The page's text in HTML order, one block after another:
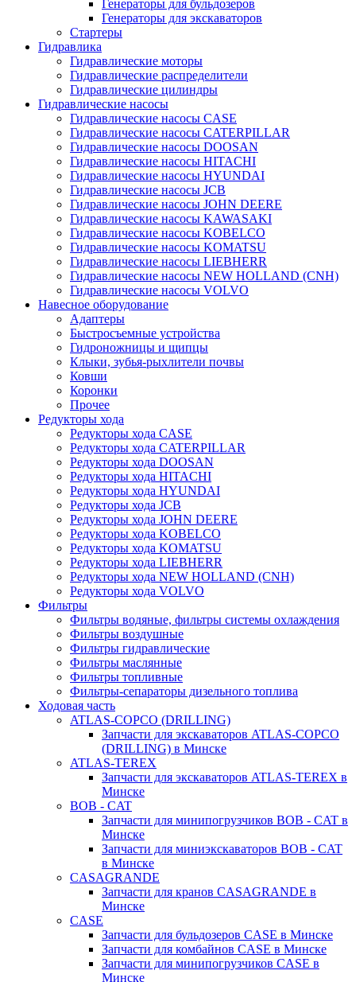
Генераторы для бульдозеров
Генераторы для экскаваторов
Стартеры
Гидравлика
Гидравлические моторы
Гидравлические распределители
Гидравлические цилиндры
Гидравлические насосы
Гидравлические насосы CASE
Гидравлические насосы CATERPILLAR
Гидравлические насосы DOOSAN
Гидравлические насосы HITACHI
Гидравлические насосы HYUNDAI
Гидравлические насосы JCB
Гидравлические насосы JOHN DEERE
Гидравлические насосы KAWASAKI
Гидравлические насосы KOBELCO
Гидравлические насосы KOMATSU
Гидравлические насосы LIEBHERR
Гидравлические насосы NEW HOLLAND (CNH)
Гидравлические насосы VOLVO
Навесное оборудование
Адаптеры
Быстросъемные устройства
Гидроножницы и щипцы
Клыки, зубья-рыхлители почвы
Ковши
Коронки
Прочее
Редукторы хода
Редукторы хода CASE
Редукторы хода CATERPILLAR
Редукторы хода DOOSAN
Редукторы хода HITACHI
Редукторы хода HYUNDAI
Редукторы хода JCB
Редукторы хода JOHN DEERE
Редукторы хода KOBELCO
Редукторы хода KOMATSU
Редукторы хода LIEBHERR
Редукторы хода NEW HOLLAND (CNH)
Редукторы хода VOLVO
Фильтры
Фильтры водяные, фильтры системы охлаждения
Фильтры воздушные
Фильтры гидравлические
Фильтры маслянные
Фильтры топливные
Фильтры-сепараторы дизельного топлива
Ходовая часть
ATLAS-COPCO (DRILLING)
Запчасти для экскаваторов ATLAS-COPCO
(DRILLING) в Минске
ATLAS-TEREX
Запчасти для экскаваторов ATLAS-TEREX в
Минске
BOB - CAT
Запчасти для минипогрузчиков BOB - CAT в
Минске
Запчасти для миниэкскаваторов BOB - CAT
в Минске
CASAGRANDE
Запчасти для кранов CASAGRANDE в
Минске
CASE
Запчасти для бульдозеров CASE в Минске
Запчасти для комбайнов CASE в Минске
Запчасти для минипогрузчиков CASE в
Минске